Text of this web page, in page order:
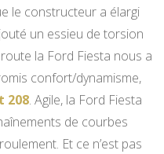
le constructeur a élargi
un essieu de torsion
la Ford Fiesta nous a
confort/dynamisme,
208. Agile, la Ford Fiesta
de courbes
Et ce n’est pas